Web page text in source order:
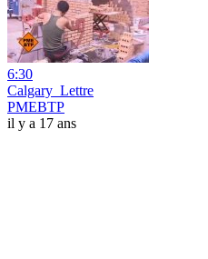
6:30
Calgary_Lettre
PMEBTP
il y a 17 ans